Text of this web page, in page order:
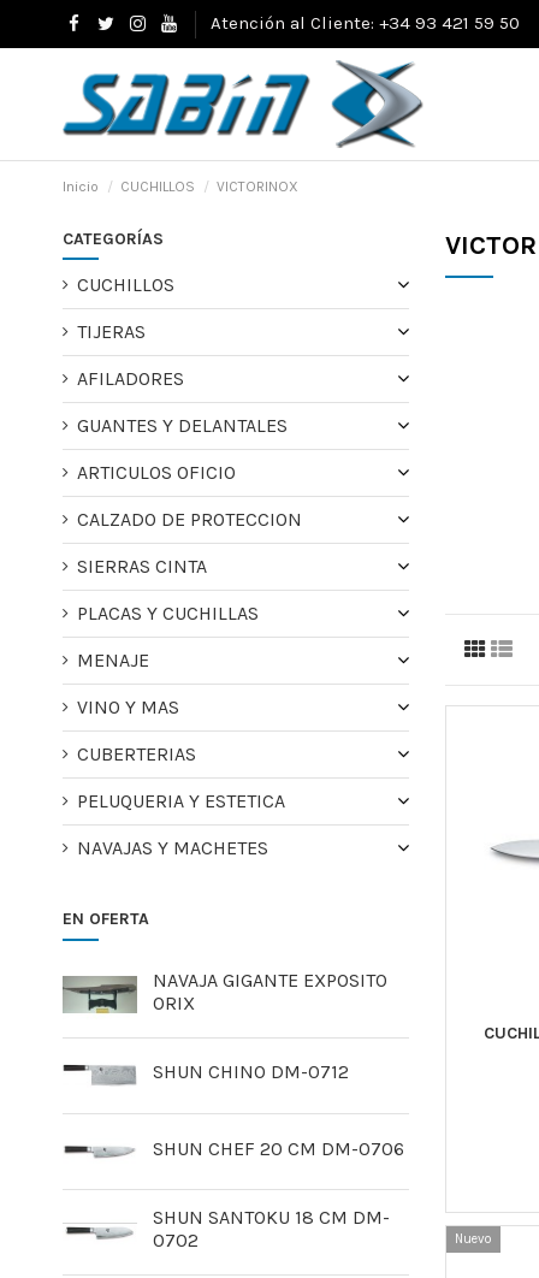
Atención al Cliente: +34 93 421 59 50
Inicio CUCHILLOS VICTORINOX
Nuevo
CATEGORÍAS
CUCHILLOS
TIJERAS
AFILADORES
GUANTES Y DELANTALES
ARTICULOS OFICIO
CALZADO DE PROTECCION
SIERRAS CINTA
PLACAS Y CUCHILLAS
MENAJE
VINO Y MAS
CUBERTERIAS
PELUQUERIA Y ESTETICA
NAVAJAS Y MACHETES
EN OFERTA
NAVAJA GIGANTE EXPOSITO
ORIX
SHUN CHINO DM-0712
SHUN CHEF 20 CM DM-0706
SHUN SANTOKU 18 CM DM-
0702